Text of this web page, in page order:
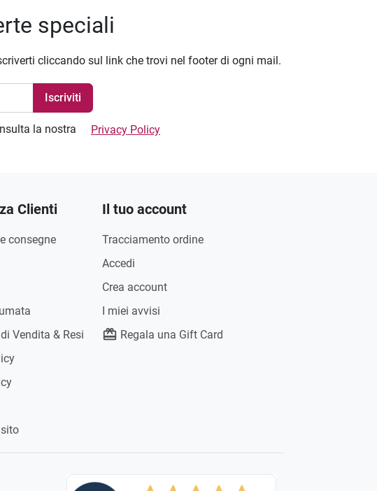
speciali
cliccando sul link che trovi nel footer di ogni mail.
la nostra Privacy Policy
Clienti
consegne
Vendita & Resi
Il tuo account
Tracciamento ordine
Accedi
Crea account
I miei avvisi
Regala una Gift Card